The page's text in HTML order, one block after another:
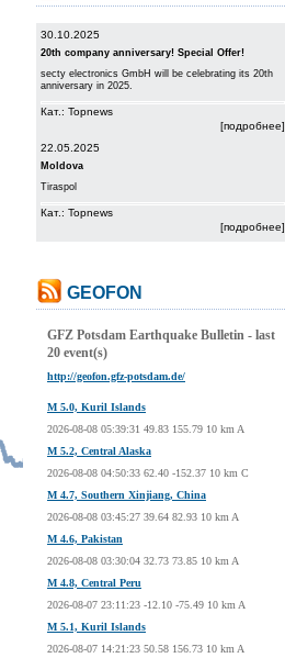
30.10.2025
20th company anniversary! Special Offer!
secty electronics GmbH will be celebrating its 20th
anniversary in 2025.
Кат.: Topnews
[подробнее]
22.05.2025
Moldova
Tiraspol
Кат.: Topnews
[подробнее]
GEOFON
GFZ Potsdam Earthquake Bulletin - last
20 event(s)
http://geofon.gfz-potsdam.de/
M 5.0, Kuril Islands
2026-08-08 05:39:31 49.83 155.79 10 km A
M 5.2, Central Alaska
2026-08-08 04:50:33 62.40 -152.37 10 km C
M 4.7, Southern Xinjiang, China
2026-08-08 03:45:27 39.64 82.93 10 km A
M 4.6, Pakistan
2026-08-08 03:30:04 32.73 73.85 10 km A
M 4.8, Central Peru
2026-08-07 23:11:23 -12.10 -75.49 10 km A
M 5.1, Kuril Islands
2026-08-07 14:21:23 50.58 156.73 10 km A